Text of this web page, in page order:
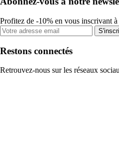
Profitez de -10% en vous inscrivant
Restons connectés
Retrouvez-nous sur les réseaux